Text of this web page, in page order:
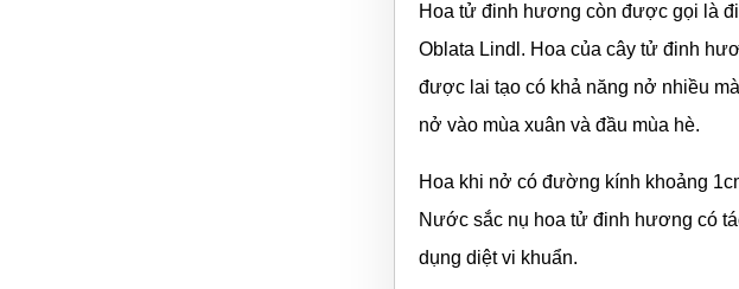
Hoa tử đinh hương còn được gọi là
Oblata Lindl. Hoa của cây tử đinh
được lai tạo có khả năng nở nhiều
nở vào mùa xuân và đầu mùa hè.
Hoa khi nở có đường kính khoảng
Nước sắc nụ hoa tử đinh hương có
dụng diệt vi khuẩn.